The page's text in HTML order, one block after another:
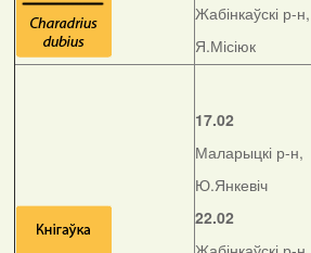
Жабінкаўскі р-н,
Я.Місіюк
17.02
Маларыцкі р-н,
Ю.Янкевіч
22.02